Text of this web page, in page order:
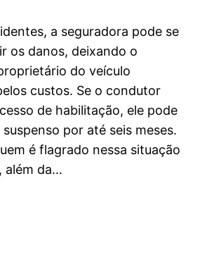
a seguradora pode se
os danos, deixando o
do veículo
custos. Se o condutor
de habilitação, ele pode
por até seis meses.
é flagrado nessa situação
além da…